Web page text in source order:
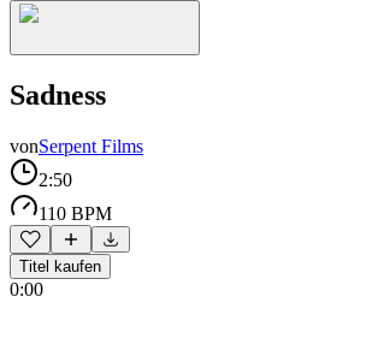
Sadness
vonSerpent Films
2:50
110 BPM
Titel kaufen
0:00